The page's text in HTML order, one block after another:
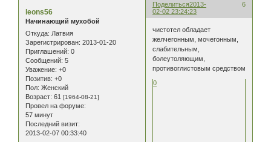
Поделиться 6
2013-
02-02 23:24:23
leons56
Начинающий мухобой
Откуда: Латвия
Зарегистрирован: 2013-01-20
Приглашений: 0
Сообщений: 5
Уважение: +0
Позитив: +0
Пол: Женский
Возраст: 61 [1964-08-21]
Провел на форуме:
57 минут
Последний визит:
2013-02-07 00:33:40
чистотел обладает
желчегонным, мочегонным,
слабительным,
болеутоляющим,
противоглистовым средством
0